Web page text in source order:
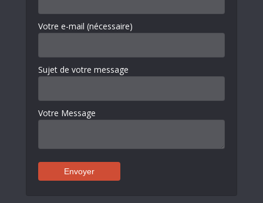
Votre e-mail (nécessaire)
Sujet de votre message
Votre Message